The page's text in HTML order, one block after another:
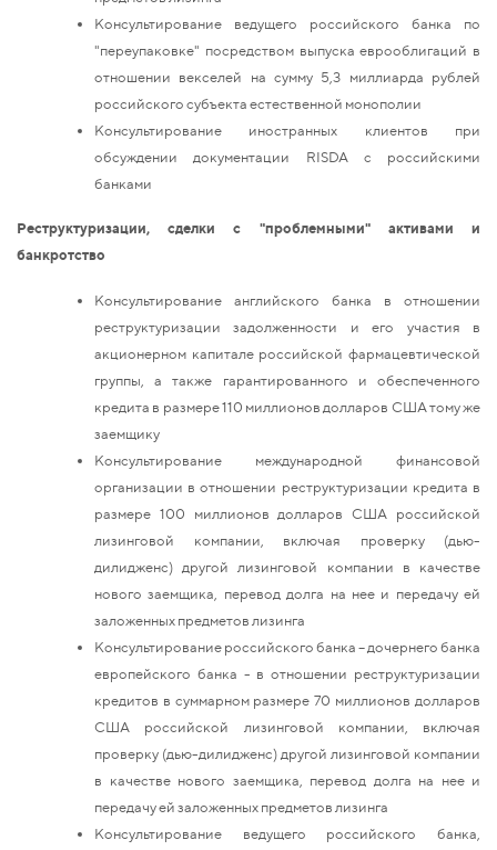
Консультирование ведущего российского банка по
"переупаковке" посредством выпуска еврооблигаций в
отношении векселей на сумму 5,3 миллиарда рублей
российского субъекта естественной монополии
Консультирование иностранных клиентов при
обсуждении документации RISDA с российскими
банками
Реструктуризации, сделки с "проблемными" активами и
банкротство
Консультирование английского банка в отношении
реструктуризации задолженности и его участия в
акционерном капитале российской фармацевтической
группы, а также гарантированного и обеспеченного
кредита в размере 110 миллионов долларов США тому же
заемщику
Консультирование международной финансовой
организации в отношении реструктуризации кредита в
размере 100 миллионов долларов США российской
лизинговой компании, включая проверку (дью-
дилидженс) другой лизинговой компании в качестве
нового заемщика, перевод долга на нее и передачу ей
заложенных предметов лизинга
Консультирование российского банка – дочернего банка
европейского банка - в отношении реструктуризации
кредитов в суммарном размере 70 миллионов долларов
США российской лизинговой компании, включая
проверку (дью-дилидженс) другой лизинговой компании
в качестве нового заемщика, перевод долга на нее и
передачу ей заложенных предметов лизинга
Консультирование ведущего российского банка,